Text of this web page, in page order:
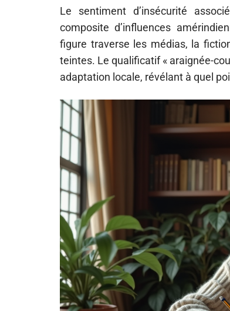
Le sentiment d’insécurité
composite d’influences
figure traverse les médias, la
teintes. Le qualificatif « araignée-
adaptation locale, révélant à quel